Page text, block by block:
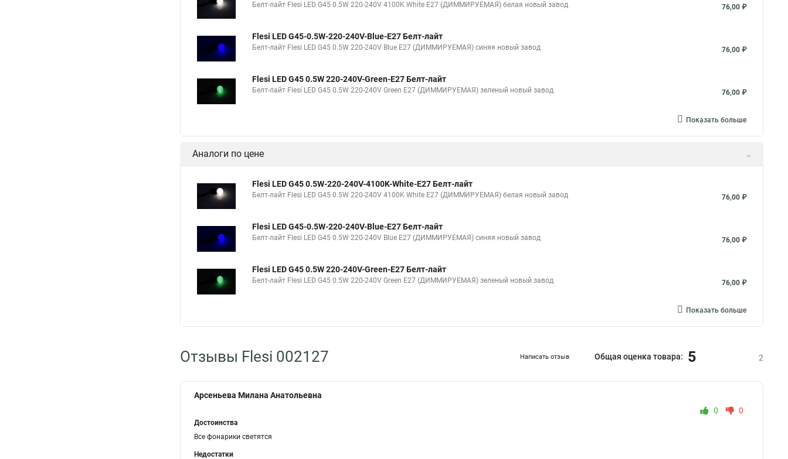
Белт-лайт Flesi LED G45 0.5W 220-240V 4100K White E27 (ДИММИРУЕМАЯ) белая новый завод 76,00 ₽
Flesi LED G45-0.5W-220-240V-Blue-E27 Белт-лайт
Белт-лайт Flesi LED G45 0.5W 220-240V Blue E27 (ДИММИРУЕМАЯ) синяя новый завод 76,00 ₽
Flesi LED G45 0.5W 220-240V-Green-E27 Белт-лайт
Белт-лайт Flesi LED G45 0.5W 220-240V Green E27 (ДИММИРУЕМАЯ) зеленый новый завод 76,00 ₽
Показать больше
Аналоги по цене
Flesi LED G45 0.5W-220-240V-4100K-White-E27 Белт-лайт
Белт-лайт Flesi LED G45 0.5W 220-240V 4100K White E27 (ДИММИРУЕМАЯ) белая новый завод 76,00 ₽
Flesi LED G45-0.5W-220-240V-Blue-E27 Белт-лайт
Белт-лайт Flesi LED G45 0.5W 220-240V Blue E27 (ДИММИРУЕМАЯ) синяя новый завод 76,00 ₽
Flesi LED G45 0.5W 220-240V-Green-E27 Белт-лайт
Белт-лайт Flesi LED G45 0.5W 220-240V Green E27 (ДИММИРУЕМАЯ) зеленый новый завод 76,00 ₽
Показать больше
Отзывы Flesi 002127 Написать отзыв Общая оценка товара: 5 2
Арсеньева Милана Анатольевна
0
0
Достоинства
Все фонарики светятся
Недостатки